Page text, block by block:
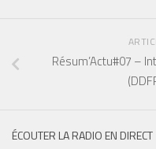
Résum’Actu#07 –
ÉCOUTER LA RADIO EN DIRECT